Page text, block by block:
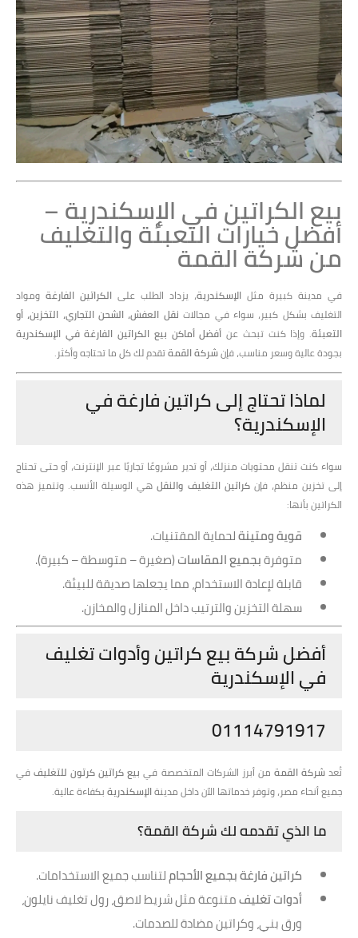
بيع الكراتين في الإسكندرية –
أفضل خيارات التعبئة والتغليف
من شركة القمة
في مدينة كبيرة مثل الإسكندرية، يزداد الطلب على الكراتين الفارغة ومواد
التغليف بشكل كبير، سواء في مجالات نقل العفش، الشحن التجاري، التخزين، أو
التعبئة. وإذا كنت تبحث عن أفضل أماكن بيع الكراتين الفارغة في الإسكندرية
بجودة عالية وسعر مناسب، فإنشركة القمةتقدم لك كل ما تحتاجه وأكثر.
لماذا تحتاج إلى كراتين فارغة في
الإسكندرية؟
سواء كنت تنقل محتويات منزلك، أو تدير مشروعًا تجاريًا عبر الإنترنت، أو حتى تحتاج
إلى تخزين منظم، فإنكراتين التغليف والنقلهي الوسيلة الأنسب. وتتميز هذه
الكراتين بأنها:
قوية ومتينةلحماية المقتنيات.
متوفرةبجميع المقاسات(صغيرة – متوسطة – كبيرة).
قابلة لإعادة الاستخدام، مما يجعلها صديقة للبيئة.
سهلة التخزين والترتيب داخل المنازل والمخازن.
أفضل شركة بيع كراتين وأدوات تغليف
في الإسكندرية
01114791917
تُعدشركة القمة من أبرز الشركات المتخصصة في بيع كراتين كرتون للتغليففي
جميع أنحاء مصر، وتوفر خدماتها الآن داخل مدينةالإسكندريةبكفاءة عالية.
ما الذي تقدمه لك شركة القمة؟
كراتين فارغة بجميع الأحجاملتناسب جميع الاستخدامات.
أدوات تغليفمتنوعة مثل شريط لاصق، رول تغليف نايلون،
ورق بني، وكراتين مضادة للصدمات.